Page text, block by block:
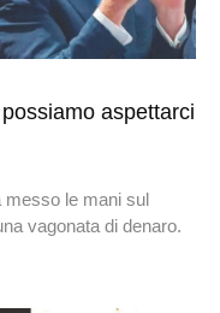
aspettarci
messo le mani sul
vagonata di denaro.